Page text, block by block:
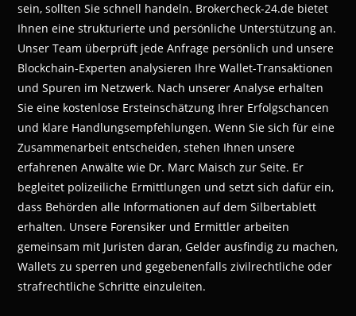
sein, sollten Sie schnell handeln. Brokercheck-24.de bietet
Ihnen eine strukturierte und persönliche Unterstützung an.
Unser Team überprüft jede Anfrage persönlich und unsere
Blockchain-Experten analysieren Ihre Wallet-Transaktionen
und Spuren im Netzwerk. Nach unserer Analyse erhalten
Sie eine kostenlose Ersteinschätzung Ihrer Erfolgschancen
und klare Handlungsempfehlungen. Wenn Sie sich für eine
Zusammenarbeit entscheiden, stehen Ihnen unsere
erfahrenen Anwälte wie Dr. Marc Maisch zur Seite. Er
begleitet polizeiliche Ermittlungen und setzt sich dafür ein,
dass Behörden alle Informationen auf dem Silbertablett
erhalten. Unsere Forensiker und Ermittler arbeiten
gemeinsam mit Juristen daran, Gelder ausfindig zu machen,
Wallets zu sperren und gegebenenfalls zivilrechtliche oder
strafrechtliche Schritte einzuleiten.